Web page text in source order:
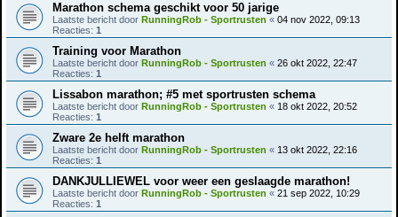
Marathon schema geschikt voor 50 jarige
Laatste bericht door RunningRob - Sportrusten « 04 nov 2022, 09:13
Reacties: 1
Training voor Marathon
Laatste bericht door RunningRob - Sportrusten « 26 okt 2022, 22:47
Reacties: 1
Lissabon marathon; #5 met sportrusten schema
Laatste bericht door RunningRob - Sportrusten « 18 okt 2022, 20:52
Reacties: 1
Zware 2e helft marathon
Laatste bericht door RunningRob - Sportrusten « 13 okt 2022, 22:16
Reacties: 1
DANKJULLIEWEL voor weer een geslaagde marathon!
Laatste bericht door RunningRob - Sportrusten « 21 sep 2022, 10:29
Reacties: 1